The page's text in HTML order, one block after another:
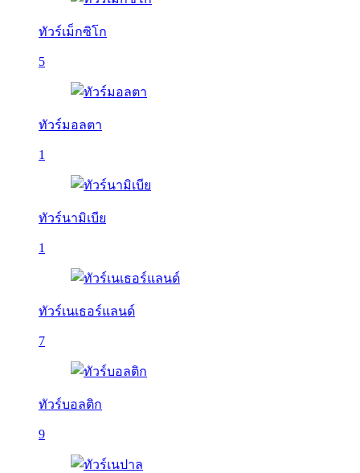
ทัวร์เม็กซิโก
5
ทัวร์มอลตา
1
ทัวร์นามิเบีย
1
ทัวร์เนเธอร์แลนด์
7
ทัวร์บอลติก
9